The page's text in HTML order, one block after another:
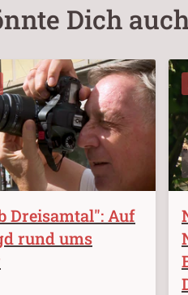
Dich
Dreisamtal": Auf
rund ums